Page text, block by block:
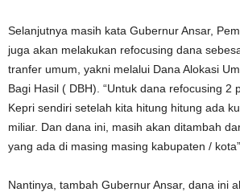
Selanjutnya masih kata Gubernur Ansar,
juga akan melakukan refocusing dana
tranfer umum, yakni melalui Dana Alokasi
Bagi Hasil ( DBH). “Untuk dana refocusing 2
Kepri sendiri setelah kita hitung hitung ada
miliar. Dan dana ini, masih akan ditambah
yang ada di masing masing kabupaten /
Nantinya, tambah Gubernur Ansar, dana ini